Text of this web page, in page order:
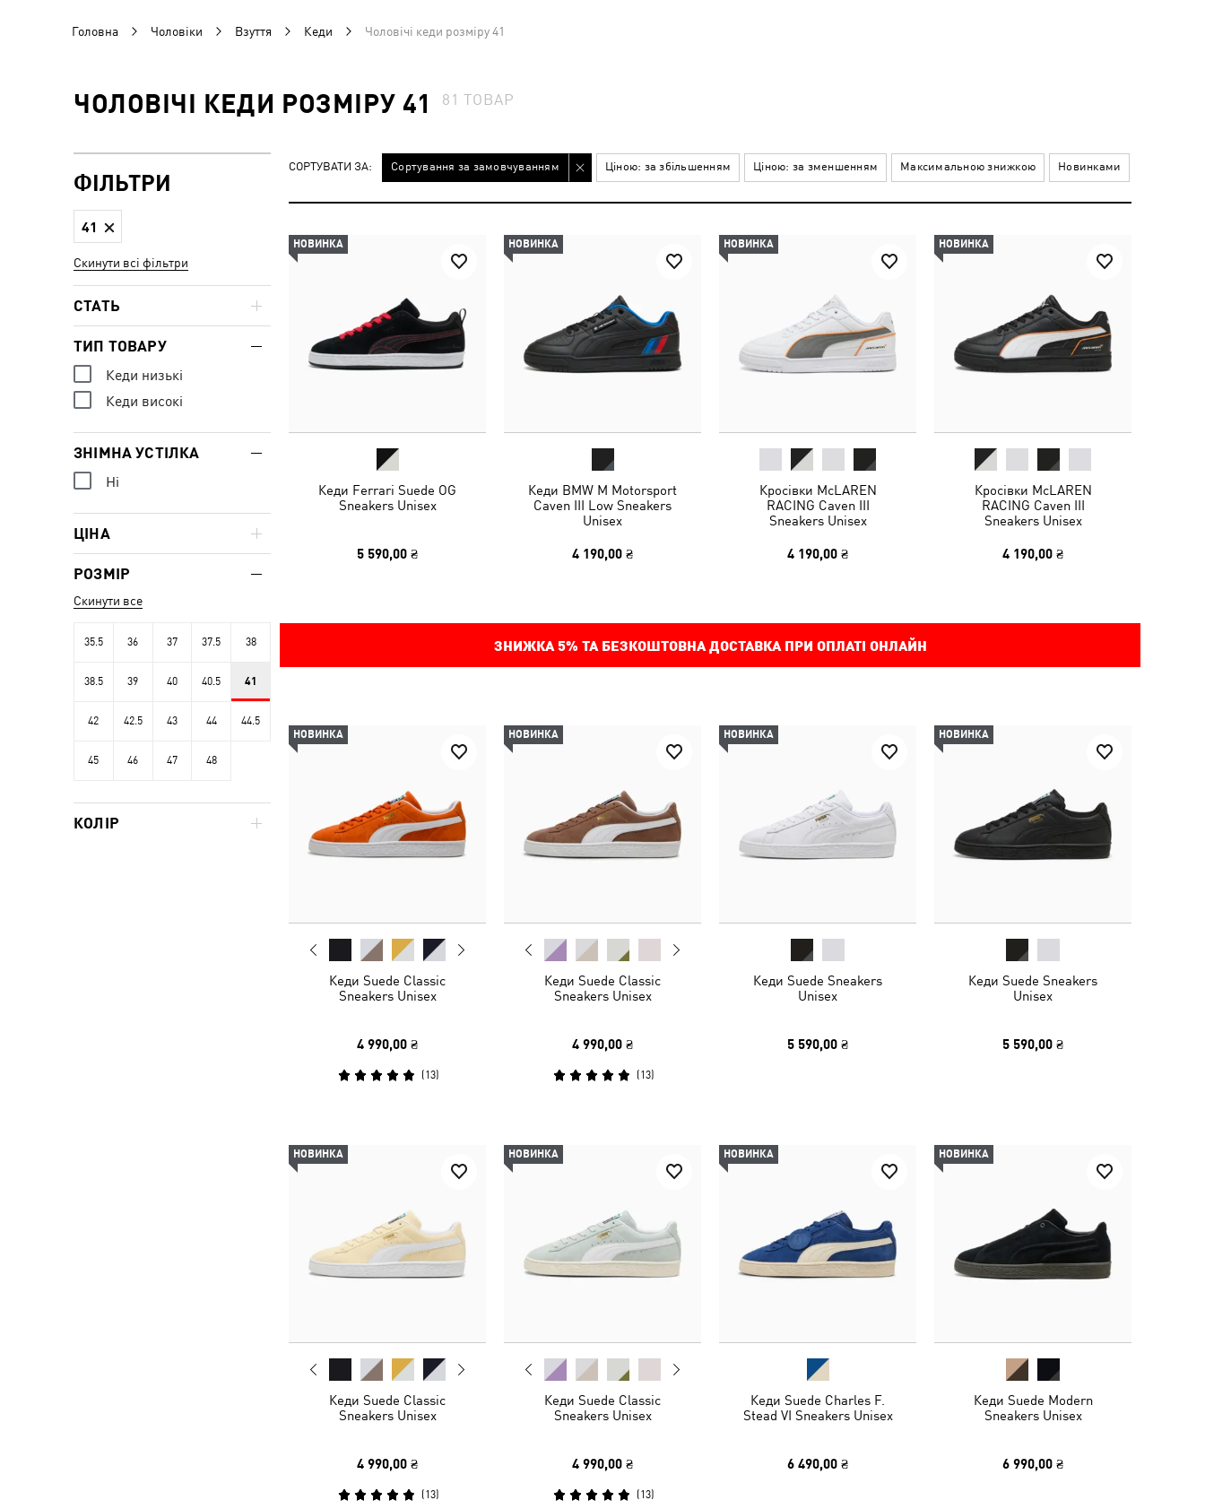
Головна Чоловіки Взуття Кеди Чоловічі кеди розміру 41
ЧОЛОВІЧІ КЕДИ РОЗМІРУ 41 81ТОВАР
СОРТУВАТИ ЗА: Сортування за замовчуванням Ціною: за збільшенням Ціною: за зменшенням Максимальною знижкою Новинками
НОВИНКА
Кеди Ferrari Suede OG
Sneakers Unisex
5 590,00 ₴
НОВИНКА
Кеди BMW M Motorsport
Caven III Low Sneakers
Unisex
4 190,00 ₴
НОВИНКА
Кросівки McLAREN
RACING Caven III
Sneakers Unisex
4 190,00 ₴
НОВИНКА
Кросівки McLAREN
RACING Caven III
Sneakers Unisex
4 190,00 ₴
ЗНИЖКА 5% ТА БЕЗКОШТОВНА ДОСТАВКА ПРИ ОПЛАТІ ОНЛАЙН
НОВИНКА
Кеди Suede Classic
Sneakers Unisex
4 990,00 ₴
(13)
НОВИНКА
Кеди Suede Classic
Sneakers Unisex
4 990,00 ₴
(13)
НОВИНКА
Кеди Suede Sneakers
Unisex
5 590,00 ₴
НОВИНКА
Кеди Suede Sneakers
Unisex
5 590,00 ₴
НОВИНКА
Кеди Suede Classic
Sneakers Unisex
4 990,00 ₴
(13)
НОВИНКА
Кеди Suede Classic
Sneakers Unisex
4 990,00 ₴
(13)
НОВИНКА
Кеди Suede Charles F.
Stead VI Sneakers Unisex
6 490,00 ₴
НОВИНКА
Кеди Suede Modern
Sneakers Unisex
6 990,00 ₴
ФІЛЬТРИ
41
Скинути всі фільтри
СТАТЬ
ТИП ТОВАРУ
Кеди низькі
Кеди високі
ЗНІМНА УСТІЛКА
Ні
ЦІНА
РОЗМІР
Скинути все
35.5 36 37 37.5 38
38.5 39 40 40.5 41
42 42.5 43 44 44.5
45 46 47 48
КОЛІР